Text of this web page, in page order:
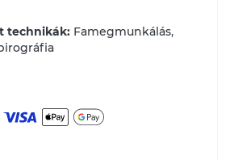
technikák: Famegmunkálás,